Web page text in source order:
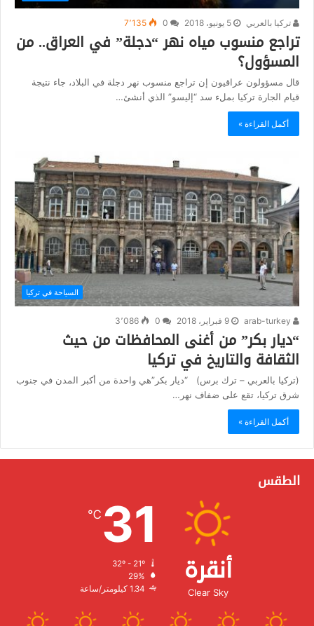
تركيا بالعربي 5 يونيو، 2018 7٬135
تراجع منسوب مياه نهر “دجلة” في العراق.. من
المسؤول؟
قال مسؤولون عراقيون إن تراجع منسوب نهر دجلة في البلاد، جاء نتيجة
قيام الجارة تركيا بملء سد “إليسو” الذي أنشئ…
أكمل القراءة »
السياحة في تركيا
9 فبراير، 2018 3٬086
“ديار بكر” من أغنى المحافظات من حيث
الثقافة والتاريخ في تركيا
(تركيا بالعربي – ترك برس) “ديار بكر”هي واحدة من أكبر المدن في جنوب
شرق تركيا، تقع على ضفاف نهر…
أكمل القراءة »
الطقس
أنقرة
Clear Sky
31
℃
الرطوبة:
الرياح: